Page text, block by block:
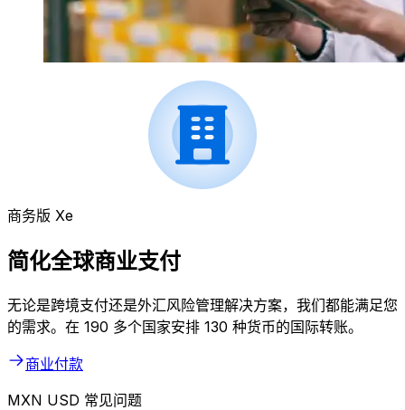
商务版 Xe
简化全球商业支付
无论是跨境支付还是外汇风险管理解决方案，我们都能满足您
的需求。在 190 多个国家安排 130 种货币的国际转账。
商业付款
MXN USD 常见问题